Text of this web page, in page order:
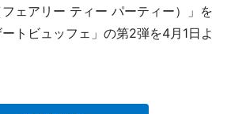
ェアリー ティー パーティー）」を
トビュッフェ」の第2弾を4月1日よ